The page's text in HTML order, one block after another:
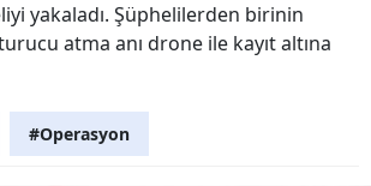
yakaladı. Şüphelilerden birinin
atma anı drone ile kayıt altına
#Operasyon